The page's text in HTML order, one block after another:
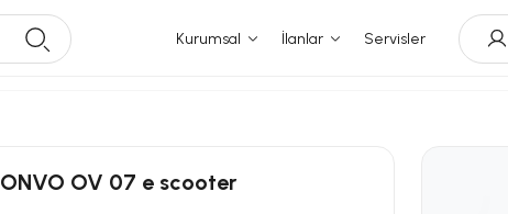
Kurumsal İlanlar Servisler
ONVO OV 07 e scooter